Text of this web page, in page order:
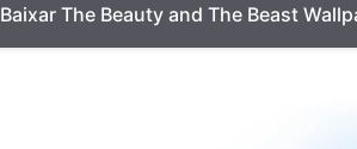
Baixar The Beauty and The Beast